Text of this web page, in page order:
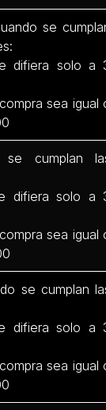
se
difiera solo a
sea igual
se cumplan
difiera solo a
sea igual
se cumplan
difiera solo a
sea igual